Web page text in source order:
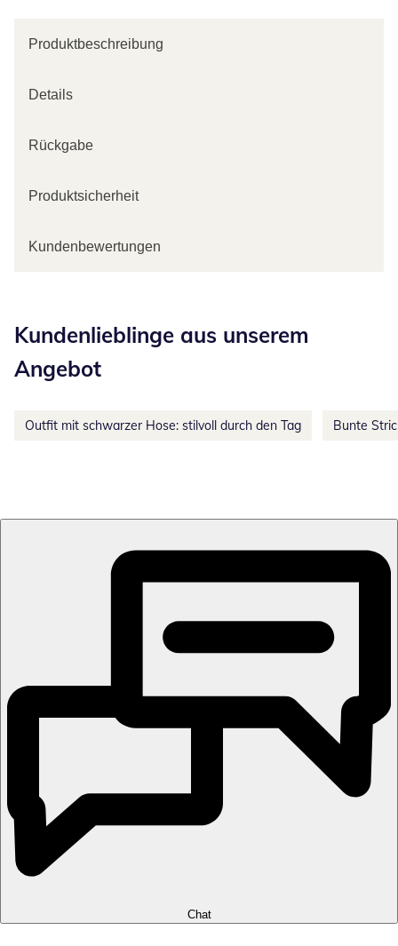
Produktbeschreibung
Details
Rückgabe
Produktsicherheit
Kundenbewertungen
Kundenlieblinge aus unserem
Angebot
Outfit mit schwarzer Hose: stilvoll durch den Tag Bunte
Chat